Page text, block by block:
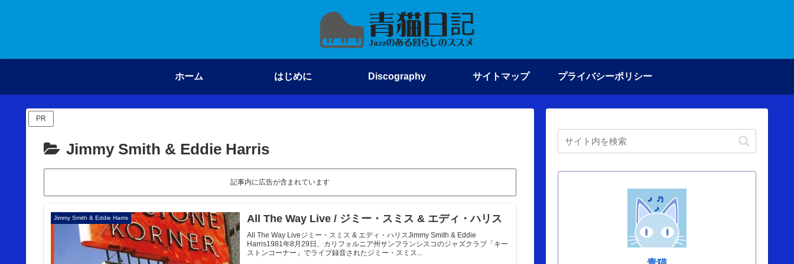
ホーム はじめに Discography サイトマップ プライバシーポリシー
PR
Jimmy Smith & Eddie Harris
記事内に広告が含まれています
Jimmy Smith & Eddie Harris All The Way Live / ジミー・スミス & エディ・ハリス
All The Way Liveジミー・スミス & エディ・ハリスJimmy Smith & Eddie
Harris1981年8月29日、カリフォルニア州サンフランシスコのジャズクラブ「キー
ストンコーナー」でライブ録音されたジミー・スミス...